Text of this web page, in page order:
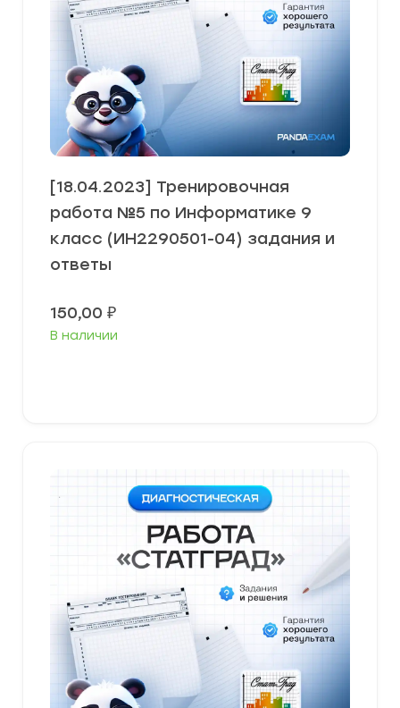
[18.04.2023] Тренировочная
работа №5 по Информатике 9
класс (ИН2290501-04) задания и
ответы
150,00 ₽
В наличии